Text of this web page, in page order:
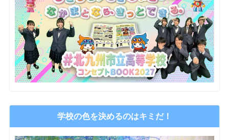
学校の色を決めるのはキミだ！